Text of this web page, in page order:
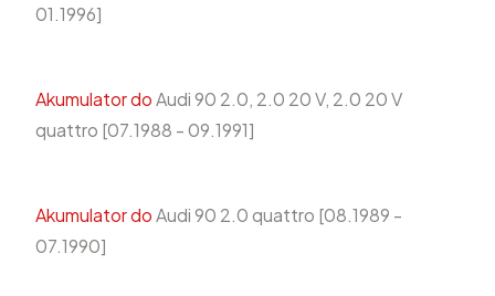
01.1996]
Akumulator doAudi 90 2.0, 2.0 20 V, 2.0 20 V
quattro [07.1988 - 09.1991]
Akumulator doAudi 90 2.0 quattro [08.1989 -
07.1990]